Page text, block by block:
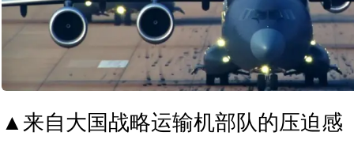
▲来自大国战略运输机部队的压迫感